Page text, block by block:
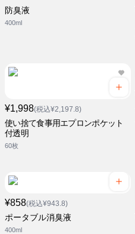
防臭液
400ml
¥1,998(税込¥2,197.8)
使い捨て食事用エプロンポケット
付透明
60枚
¥858(税込¥943.8)
ポータブル消臭液
400ml